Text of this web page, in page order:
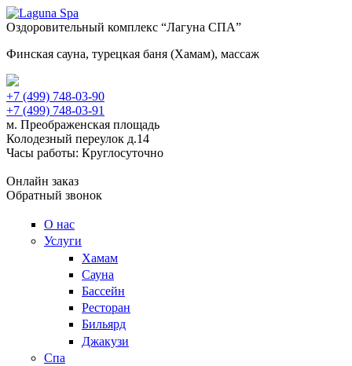
Оздоровительный комплекс “Лагуна СПА”
Финская сауна, турецкая баня (Хамам), массаж
+7 (499) 748-03-90
+7 (499) 748-03-91
м. Преображенская площадь
Колодезный переулок д.14
Часы работы: Круглосуточно
Онлайн заказ
Обратный звонок
О нас
Услуги
Хамам
Сауна
Бассейн
Ресторан
Бильярд
Джакузи
Спа